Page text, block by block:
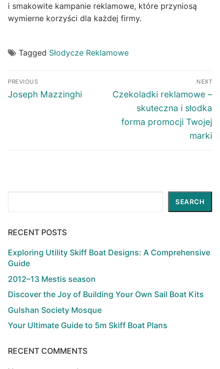
i smakowite kampanie reklamowe, które przyniosą
wymierne korzyści dla każdej firmy.
Tagged Słodycze Reklamowe
Post
navigation
PREVIOUS
Previous
Joseph Mazzinghi
NEXT
Next
Czekoladki reklamowe –
skuteczna i słodka
forma promocji Twojej
marki
SEARCH
RECENT POSTS
Exploring Utility Skiff Boat Designs: A Comprehensive
Guide
2012–13 Mestis season
Discover the Joy of Building Your Own Sail Boat Kits
Gulshan Society Mosque
Your Ultimate Guide to 5m Skiff Boat Plans
RECENT COMMENTS